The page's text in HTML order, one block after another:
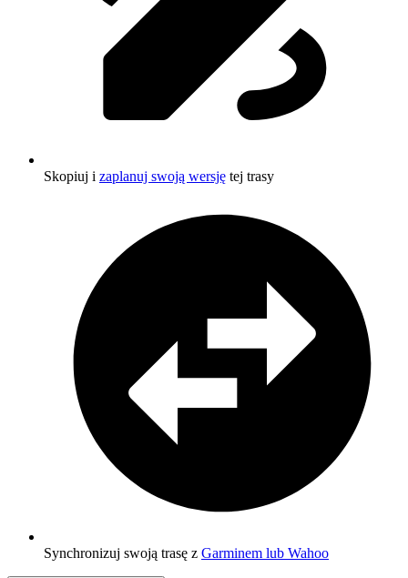
Skopiuj i zaplanuj swoją wersję tej trasy
Synchronizuj swoją trasę z Garminem lub Wahoo